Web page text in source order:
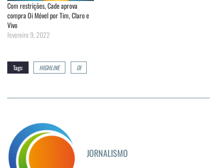
Com restrições, Cade aprova
compra Oi Móvel por Tim, Claro e
Vivo
fevereiro 9, 2022
Tags: HIGHLINE OI
JORNALISMO